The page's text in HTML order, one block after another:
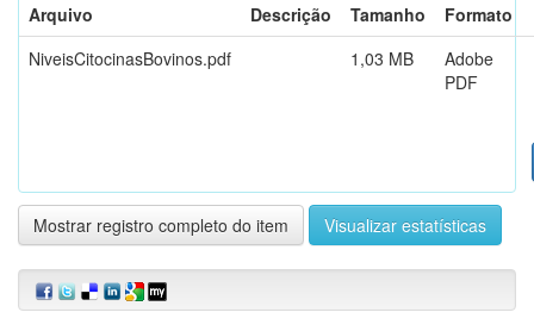
Arquivo
Descrição Tamanho
Formato
NiveisCitocinasBovinos.pdf
1,03 MB
Adobe
PDF
Mostrar registro completo do item Visualizar estatísticas